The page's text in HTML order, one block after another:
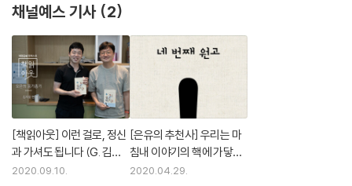
경제적 문제나 지역의 문제, 성격 문제가 아닌, 생물학적인 메커니즘이다.
리 반응을 촉발한 서로 다른 경험을 가진 사람들로 볼 수 있다는 말이다. 거
기서 비난과 수치심은 빼버리고, 다른 모든 건강 문제를 해결하는 것과 똑
같은 방식으로, 예컨대 독감이나 지카 바이러스처럼 대상을 가리지 않는
무차별적인 공중보건의 위기라는 관점에서 이 문제에 대처할 수 있는 것이
다.
--- p.324
유독성 스트레스는 소아암에 비하면 그 치료가 아직 초기 단계에 있다. 우
에 코르티솔(반복적이거나 장기적인 스트레스 요인에 신체가 적응하도록
돕는 호르몬)을 쏟아 붓는 상황이 벌어지는 것이다.(116쪽) 그래서 아이가
유독성 스트레스, 즉 신체 및 정서 학대, 방임, 양육자의 약물남용 또는 정
신질환, 폭력, 심각한 경제적 곤란 등으로 인한 강력하고 빈번하며 오래 지
속되는 부정적 경험을 하는 것은 위험하다. 여기에 더해 유독성 스트레스
에 노출된 아이가 적절한 시기에 성인의 알맞은 지원을 받지 못하면 그 영
향은 더욱 심각해진다.(118쪽) 디에고 역시 유독성 스트레스 반응을 겪고
있었고 가족 모두 각자의 문제로 디에고의 스트레스를 완화해줄 능력이 없
었다. 디에고가 겪은 증상의 조합은 스트레스 반응 체계가 적절한 지원 없
채널예스 기사 2
[책읽아웃] 이런 걸로, 정신
과 가셔도 됩니다 (G. 김지
용 정신의학과 전문의)
2020.09.10.
[은유의 추천사] 우리는 마
침내 이야기의 핵에 가닿는
다
2020.04.29.